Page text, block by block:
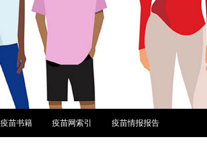
疫苗书籍 疫苗网索引 疫苗情报报告